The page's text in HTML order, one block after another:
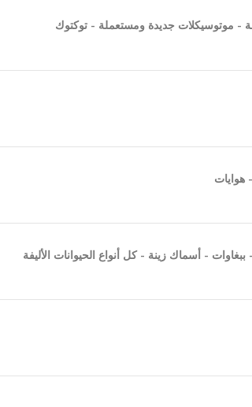
- موتوسيكلات جديدة ومستعملة - توكتوك
هوايات
- أسماك زينة - كل أنواع الحيوانات الأليفة